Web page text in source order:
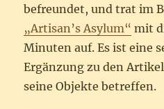
befreundet, und trat im
„Artisan’s Asylum“ mit
Minuten auf. Es ist eine
Ergänzung zu den
seine Objekte betreffen.